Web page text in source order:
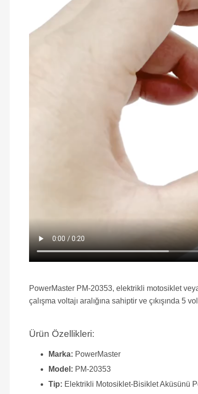
PowerMaster PM-20353, elektrikli motosiklet
çalışma voltajı aralığına sahiptir ve çıkışında 5
Ürün Özellikleri:
Marka: PowerMaster
Model: PM-20353
Tip: Elektrikli Motosiklet-Bisiklet Aküsünü